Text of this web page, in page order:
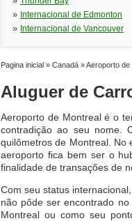
» Internacional de Edmonton
» Internacional de Vancouver
Pagina inicial » Canadá »Aeroporto de
Aluguer de
Aeroporto de Montreal é o
contradição ao seu nome.
quilômetros de Montreal. No
aeroporto fica bem ser o
finalidade de transações de
Com seu status
não pôde ser encontrado
Montreal ou como seu